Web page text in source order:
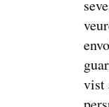
vist